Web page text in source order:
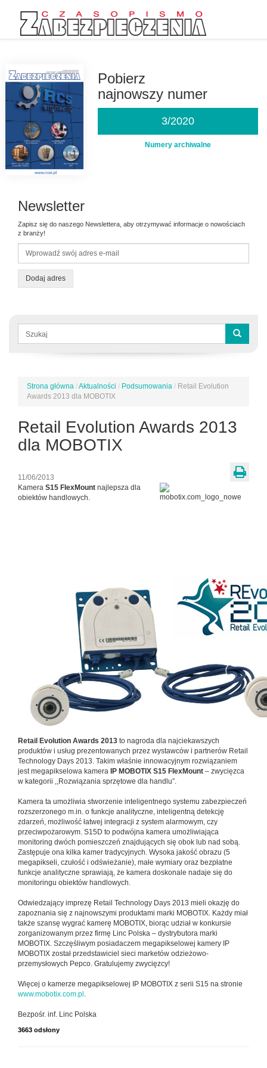
Pobierz
najnowszy numer
3/2020
Numery archiwalne
Newsletter
Zapisz się do naszego Newslettera, aby otrzymywać informacje o nowościach
z branży!
Dodaj adres
Formularz
wyszukiwania
Jesteś
tutaj
Strona główna /Aktualności / Podsumowania / Retail Evolution
Awards 2013 dla MOBOTIX
Retail Evolution Awards 2013
dla MOBOTIX
11/06/2013
Kamera S15 FlexMount najlepsza dla
obiektów handlowych.
Retail Evolution Awards 2013 to nagroda dla najciekawszych
produktów i usług prezentowanych przez wystawców i partnerów Retail
Technology Days 2013. Takim właśnie innowacyjnym rozwiązaniem
jest megapikselowa kamera IP MOBOTIX S15 FlexMount – zwycięzca
w kategorii ,,Rozwiązania sprzętowe dla handlu”.
Kamera ta umożliwia stworzenie inteligentnego systemu zabezpieczeń
rozszerzonego m.in. o funkcje analityczne, inteligentną detekcję
zdarzeń, możliwość łatwej integracji z system alarmowym, czy
przeciwpożarowym. S15D to podwójna kamera umożliwiająca
monitoring dwóch pomieszczeń znajdujących się obok lub nad sobą.
Zastępuje ona kilka kamer tradycyjnych. Wysoka jakość obrazu (5
megapikseli, czułość i odświeżanie), małe wymiary oraz bezpłatne
funkcje analityczne sprawiają, że kamera doskonale nadaje się do
monitoringu obiektów handlowych.
Odwiedzający imprezę Retail Technology Days 2013 mieli okazję do
zapoznania się z najnowszymi produktami marki MOBOTIX. Każdy miał
także szansę wygrać kamerę MOBOTIX, biorąc udział w konkursie
zorganizowanym przez firmę Linc Polska – dystrybutora marki
MOBOTIX. Szczęśliwym posiadaczem megapikselowej kamery IP
MOBOTIX został przedstawiciel sieci marketów odzieżowo-
przemysłowych Pepco. Gratulujemy zwycięzcy!
Więcej o kamerze megapikselowej IP MOBOTIX z serii S15 na stronie
www.mobotix.com.pl .
Bezpośr. inf. Linc Polska
3663 odsłony